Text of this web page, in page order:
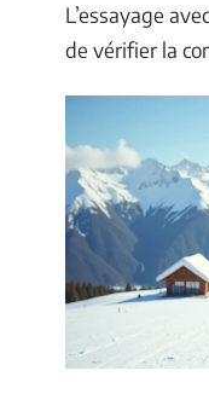
L’essayage
de vérifier la